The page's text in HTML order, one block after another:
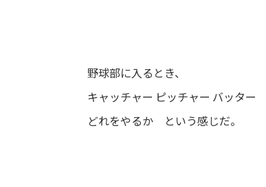
野球部に入るとき、
キャッチャー ピッチャー バッター
どれをやるか という感じだ。